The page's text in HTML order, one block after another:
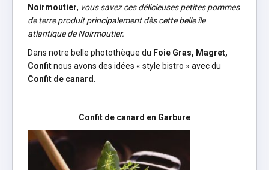
Noirmoutier, vous savez ces délicieuses petites pommes
de terre produit principalement dès cette belle ile
atlantique de Noirmoutier.
Dans notre belle photothèque du Foie Gras, Magret,
Confitnous avons des idées « style bistro » avec du
Confit de canard
Confit de canard en Garbure